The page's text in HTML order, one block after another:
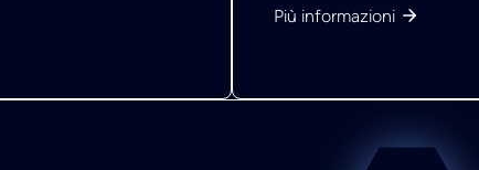
Più informazioni